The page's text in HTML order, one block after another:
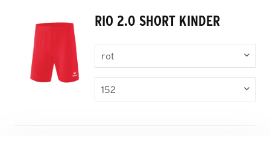
RIO 2.0 SHORT KINDER